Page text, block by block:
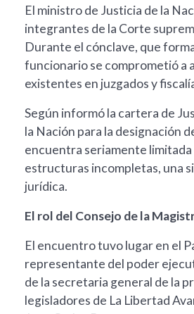
El ministro de Justicia de la
integrantes de la Corte
Durante el cónclave, que
funcionario se comprometió a
existentes en juzgados y
Según informó la cartera de
la Nación para la designación
encuentra seriamente
estructuras incompletas, una
jurídica.
El rol del Consejo de la
El encuentro tuvo lugar en el
representante del poder
de la secretaria general de la
legisladores de La Libertad